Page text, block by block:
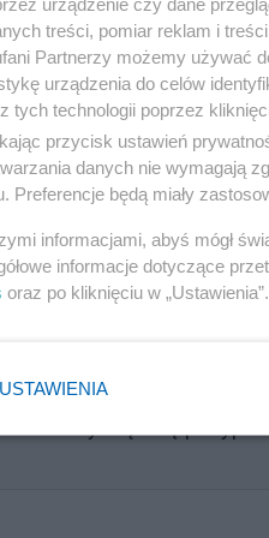
Miasta w
nowy rząd się
treści, pomiar reklam i
Partnerzy możemy używać
urządzenia do celów
tych technologii poprzez
przycisk ustawień
danych nie wymagają
Preferencje będą miały
informacjami, abyś mógł
informacje dotyczące
oraz po kliknięciu w „Ustawienia”.
USTAWIENIA